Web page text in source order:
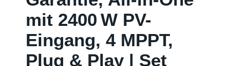
mit 2400 W PV-
Eingang, 4 MPPT,
Plug & Play | Set